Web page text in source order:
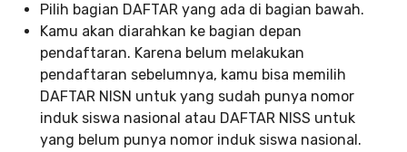
Pilih bagian DAFTAR yang ada di bagian bawah.
Kamu akan diarahkan ke bagian depan
pendaftaran. Karena belum melakukan
pendaftaran sebelumnya, kamu bisa memilih
DAFTAR NISN untuk yang sudah punya nomor
induk siswa nasional atau DAFTAR NISS untuk
yang belum punya nomor induk siswa nasional.